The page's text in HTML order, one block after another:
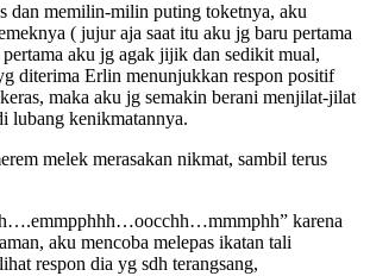
dan memilin-milin puting toketnya, aku
( jujur aja saat itu aku jg baru pertama
aku jg agak jijik dan sedikit mual,
diterima Erlin menunjukkan respon positif
maka aku jg semakin berani menjilat-jilat
lubang kenikmatannya.
melek merasakan nikmat, sambil terus
karena
aku mencoba melepas ikatan tali
respon dia yg sdh terangsang,